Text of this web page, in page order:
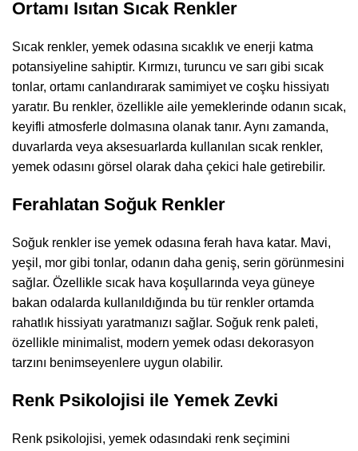
Ortamı Isıtan Sıcak Renkler
Sıcak renkler, yemek odasına sıcaklık ve enerji katma
potansiyeline sahiptir. Kırmızı, turuncu ve sarı gibi sıcak
tonlar, ortamı canlandırarak samimiyet ve coşku hissiyatı
yaratır. Bu renkler, özellikle aile yemeklerinde odanın sıcak,
keyifli atmosferle dolmasına olanak tanır. Aynı zamanda,
duvarlarda veya aksesuarlarda kullanılan sıcak renkler,
yemek odasını görsel olarak daha çekici hale getirebilir.
Ferahlatan Soğuk Renkler
Soğuk renkler ise yemek odasına ferah hava katar. Mavi,
yeşil, mor gibi tonlar, odanın daha geniş, serin görünmesini
sağlar. Özellikle sıcak hava koşullarında veya güneye
bakan odalarda kullanıldığında bu tür renkler ortamda
rahatlık hissiyatı yaratmanızı sağlar. Soğuk renk paleti,
özellikle minimalist, modern yemek odası dekorasyon
tarzını benimseyenlere uygun olabilir.
Renk Psikolojisi ile Yemek Zevki
Renk psikolojisi, yemek odasındaki renk seçimini